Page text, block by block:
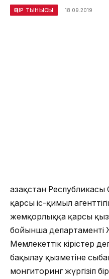
ӨҢІР ТЫНЫСЫ 18.09.2019
Қазақстан
қарсы іс-қимыл
жемқорлыққа қарсы
бойынша
Мемлекеттік кірістер
бақылау қызметіне
монгиторинг жүргізіп